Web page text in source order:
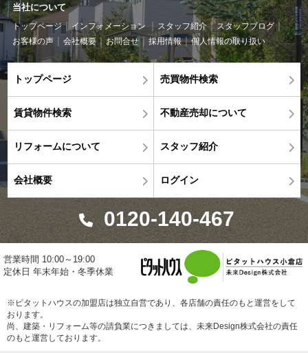
当社について
トップページ インフォメーション スタッフ紹介
スタッフブログ
お客様の声
会社概要 お問合せ 採用情報 個人情報の取り扱い
トップページ 売買物件検索
賃貸物件検索 不動産売却について
リフォームについて スタッフ紹介
会社概要 ログイン
0120-140-467
営業時間 10:00～19:00
定休日 年末年始・冬季休業
※ピタットハウスの加盟店は独立自営であり、各店舗の責任のもと運営をして
おります。
尚、建築・リフォーム等の請負業につきましては、未来Design株式会社の責任
のもと運営しております。